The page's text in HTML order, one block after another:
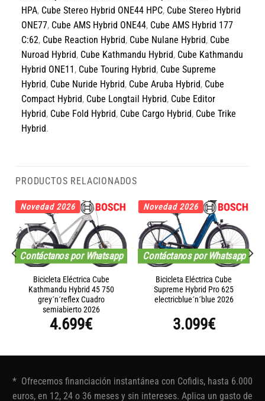
HPA, Cube Stereo Hybrid ONE44 HPC, Cube Stereo Hybrid
ONE77, Cube AMS Hybrid ONE44, Cube AMS Hybrid 177
C:62, Cube Reaction Hybrid, Cube Nulane Hybrid, Cube
Nuroad Hybrid, Cube Kathmandu Hybrid, Cube Kathmandu
Hybrid ONE11 , Cube Touring Hybrid, Cube Supreme
Hybrid, Cube Nuride Hybrid, Cube Aruba Hybrid, Cube
Compact Hybrid, Cube Longtail Hybrid, Cube Editor
Hybrid, Cube Fold Hybrid, Cube Cargo Hybrid, Cube Trike
Hybrid.
PRODUCTOS RELACIONADOS
Contáctanos por Whatsapp
Novedad 2026
Bicicleta Eléctrica Cube
Kathmandu Hybrid 45 750
grey´n´reflex Cuadro
semiabierto 2026
4.699€
Contáctanos por Whatsapp
Novedad 2026
Bicicleta Eléctrica Cube
Supreme Hybrid Pro 625
electricblue´n´blue 2026
3.099€
* Ofrecemos financiación instantánea con Cofidis, hasta 6.000
euros, en 12, 24 o 36 meses y sin intereses. Aplica un gasto de